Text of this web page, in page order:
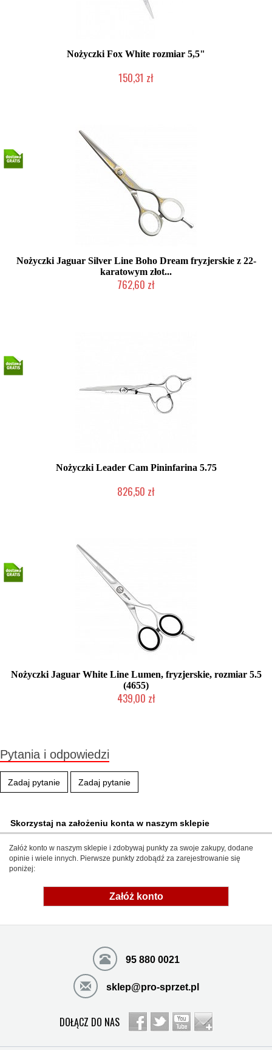
Nożyczki Fox White rozmiar 5,5"
150,31 zł
Nożyczki Jaguar Silver Line Boho Dream fryzjerskie z 22-
karatowym złot...
762,60 zł
Nożyczki Leader Cam Pininfarina 5.75
826,50 zł
Nożyczki Jaguar White Line Lumen, fryzjerskie, rozmiar 5.5
(4655)
439,00 zł
Pytania i odpowiedzi
Zadaj pytanie Zadaj pytanie
Skorzystaj na założeniu konta w naszym sklepie
Załóż konto w naszym sklepie i zdobywaj punkty za swoje zakupy, dodane
opinie i wiele innych. Pierwsze punkty zdobądź za zarejestrowanie się
poniżej:
Załóż konto
95 880 0021
sklep@pro-sprzet.pl
DOŁĄCZ DO NAS